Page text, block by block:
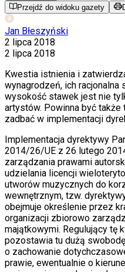
Przejdź do widoku gazety
Jan Błeszyński
2 lipca 2018
2 lipca 2018
Kwestia istnienia i
wynagrodzeń, ich
wysokość stawek jest nie
artystów. Powinna być
zadbać w implementacji
Implementacja dyrektywy
2014/26/UE z 26 lutego
zarządzania prawami
udzielania licencji
utworów muzycznych do
wewnętrznym, tzw.
obejmuje określenie przez
organizacji zbiorowo
majątkowymi. Regulujący tę
pozostawia tu dużą
o zachowanie
prawie, ewentualnie o